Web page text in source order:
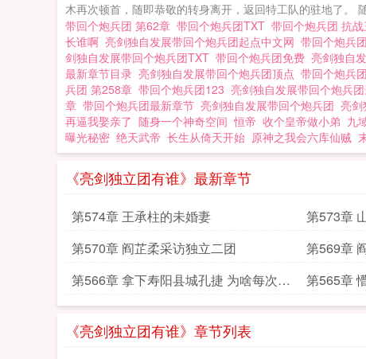
木再次顿首，随即恭敬的转身离开，返回特工队的驻地了。
带回个炮兵团 第62章 带回个炮兵团TXT 带回个炮兵团 抗战
长谁啊 亮剑独自发展带回个炮兵团起点中文网 带回个炮兵
剑独自发展带回个炮兵团TXT 带回个炮兵团免费 亮剑独自
最新章节目录 亮剑独自发展带回个炮兵团顶点 带回个炮兵
兵团 第258章 带回个炮兵团123 亮剑独自发展带回个炮兵
章 带回个炮兵团最新章节 亮剑独自发展带回个炮兵团 亮剑
再逼我娶亲了 随身一个神奇空间 恒帝 收个皇帝做小弟 九
曝光秘密 绝天武帝 长生从倚天开始 原神之我会六库仙贼
《亮剑独立团有谁》最新章节
第574章 王承柱的未婚妻 第573章
第570章 阎芷柔采访独立二团
第569章
王承柱的
第566章 拿下寿阳县城孔捷 为啥每次受
伤的都是我
第565章
我们这个
《亮剑独立团有谁》章节列表